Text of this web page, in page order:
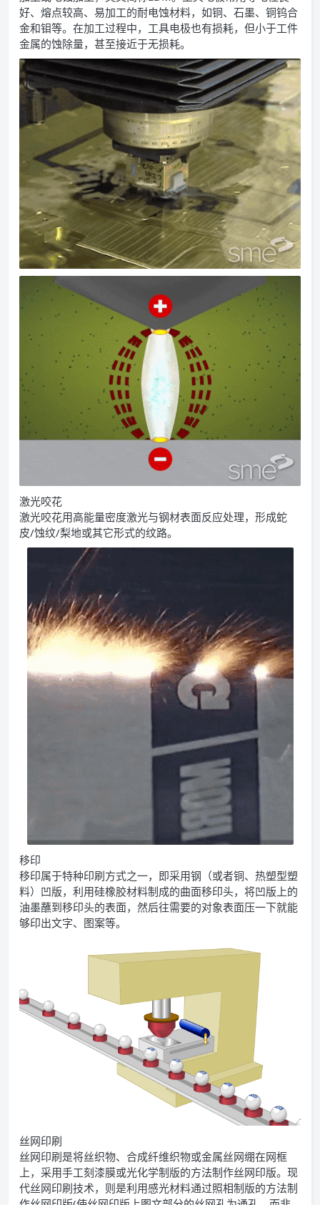
好、熔点较高、易加工的耐电蚀材料，如铜、石墨、铜钨合
金和钼等。在加工过程中，工具电极也有损耗，但小于工件
金属的蚀除量，甚至接近于无损耗。
激光咬花
激光咬花用高能量密度激光与钢材表面反应处理，形成蛇
皮/蚀纹/梨地或其它形式的纹路。
移印
移印属于特种印刷方式之一，即采用钢（或者铜、热塑型塑
料）凹版，利用硅橡胶材料制成的曲面移印头，将凹版上的
油墨蘸到移印头的表面，然后往需要的对象表面压一下就能
够印出文字、图案等。
丝网印刷
丝网印刷是将丝织物、合成纤维织物或金属丝网绷在网框
上，采用手工刻漆膜或光化学制版的方法制作丝网印版。现
代丝网印刷技术，则是利用感光材料通过照相制版的方法制